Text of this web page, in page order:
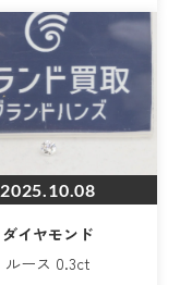
2025.10.08
ダイヤモンド
ルース 0.3ct